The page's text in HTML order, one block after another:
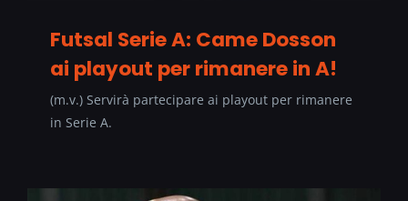
Futsal Serie A: Came Dosson
ai playout per rimanere in A!
(m.v.) Servirà partecipare ai playout per rimanere
in Serie A.